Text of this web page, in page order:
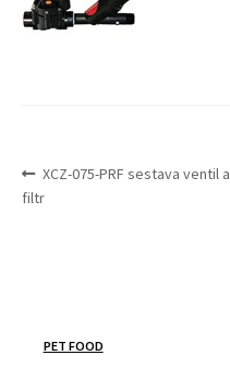
NAVIGACE
PRO
Předchozí
příspěvek:
XCZ-075-PRF sestava ventil a
filtr
PET FOOD